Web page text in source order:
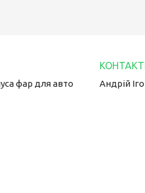
фар для авто Андрій